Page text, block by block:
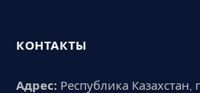
КОНТАКТЫ
Адрес: Республика Казахстан,